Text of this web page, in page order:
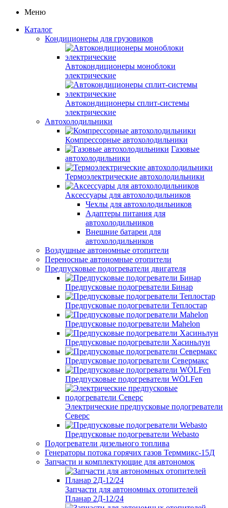
Меню
Каталог
Кондиционеры для грузовиков
Автокондиционеры моноблоки
электрические
Автокондиционеры сплит-системы
электрические
Автохолодильники
Компрессорные автохолодильники
Газовые
автохолодильники
Термоэлектрические автохолодильники
Аксессуары для автохолодильников
Чехлы для автохолодильников
Адаптеры питания для
автохолодильников
Внешние батареи для
автохолодильников
Воздушные автономные отопители
Переносные автономные отопители
Предпусковые подогреватели двигателя
Предпусковые подогреватели Бинар
Предпусковые подогреватели Теплостар
Предпусковые подогреватели Mahelon
Предпусковые подогреватели Хасиньлун
Предпусковые подогреватели Севермакс
Предпусковые подогреватели WÖLFen
Электрические предпусковые подогреватели
Северс
Предпусковые подогреватели Webasto
Подогреватели дизельного топлива
Генераторы потока горячих газов Терммикс-15Д
Запчасти и комплектующие для автономок
Запчасти для автономных отопителей
Планар 2Д-12/24